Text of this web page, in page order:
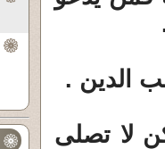
الدين .
لا تصلى